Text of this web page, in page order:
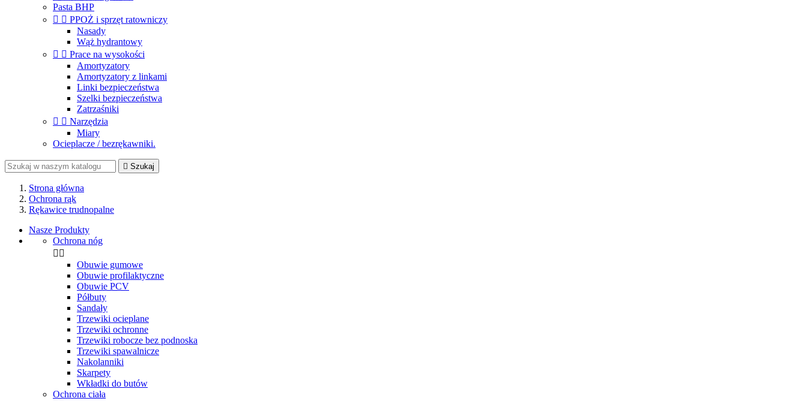
Pasta BHP
  PPOŻ i sprzęt ratowniczy
Nasady
Wąż hydrantowy
  Prace na wysokości
Amortyzatory
Amortyzatory z linkami
Linki bezpieczeństwa
Szelki bezpieczeństwa
Zatrzaśniki
  Narzędzia
Miary
Ocieplacze / bezrękawniki.
 Szukaj
Strona główna
Ochrona rąk
Rękawice trudnopalne
Nasze Produkty
Ochrona nóg
 
Obuwie gumowe
Obuwie profilaktyczne
Obuwie PCV
Półbuty
Sandały
Trzewiki ocieplane
Trzewiki ochronne
Trzewiki robocze bez podnoska
Trzewiki spawalnicze
Nakolanniki
Skarpety
Wkładki do butów
Ochrona ciała